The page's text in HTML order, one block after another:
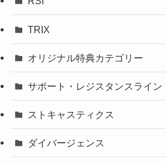
TRIX
オリジナル特典カテゴリー
サポート・レジスタンスライン
ストキャスティクス
ダイバージェンス